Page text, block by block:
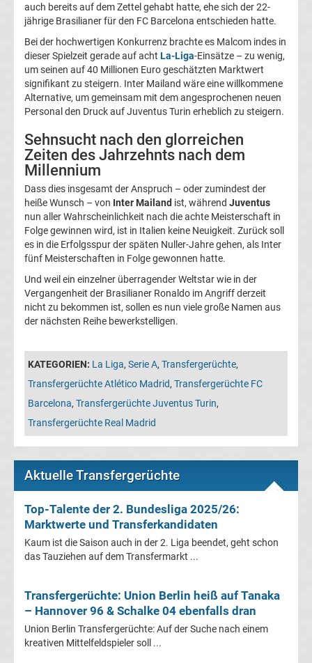
2.
Liga
3.
DFB-
Pokal
Champions
League
Europa
League
Europa
Conference
La
Serie
A
auch bereits auf dem Zettel gehabt hatte, ehe sich der 22-
jährige Brasilianer für den FC Barcelona entschieden hatte.
Bei der hochwertigen Konkurrenz brachte es Malcom indes in
dieser Spielzeit gerade auf acht La-Liga-Einsätze – zu wenig,
um seinen auf 40 Millionen Euro geschätzten Marktwert
signifikant zu steigern. Inter Mailand wäre eine willkommene
Alternative, um gemeinsam mit dem angesprochenen neuen
Personal den Druck auf Juventus Turin erheblich zu steigern.
Sehnsucht nach den glorreichen
Zeiten des Jahrzehnts nach dem
Millennium
Dass dies insgesamt der Anspruch – oder zumindest der
heiße Wunsch – von Inter Mailand ist, während Juventus
nun aller Wahrscheinlichkeit nach die achte Meisterschaft in
Folge gewinnen wird, ist in Italien keine Neuigkeit. Zurück soll
es in die Erfolgsspur der späten Nuller-Jahre gehen, als Inter
fünf Meisterschaften in Folge gewonnen hatte.
Und weil ein einzelner überragender Weltstar wie in der
Vergangenheit der Brasilianer Ronaldo im Angriff derzeit
nicht zu bekommen ist, sollen es nun viele große Namen aus
der nächsten Reihe bewerkstelligen.
KATEGORIEN: La Liga, Serie A, Transfergerüchte,
Transfergerüchte Atlético Madrid, Transfergerüchte FC
Barcelona, Transfergerüchte Juventus Turin,
Transfergerüchte Real Madrid
Aktuelle Transfergerüchte
Top-Talente der 2. Bundesliga 2025/26:
Marktwerte und Transferkandidaten
Kaum ist die Saison auch in der 2. Liga beendet, geht schon
das Tauziehen auf dem Transfermarkt ...
Transfergerüchte: Union Berlin heiß auf Tanaka
– Hannover 96 & Schalke 04 ebenfalls dran
Union Berlin Transfergerüchte: Auf der Suche nach einem
kreativen Mittelfeldspieler soll ...